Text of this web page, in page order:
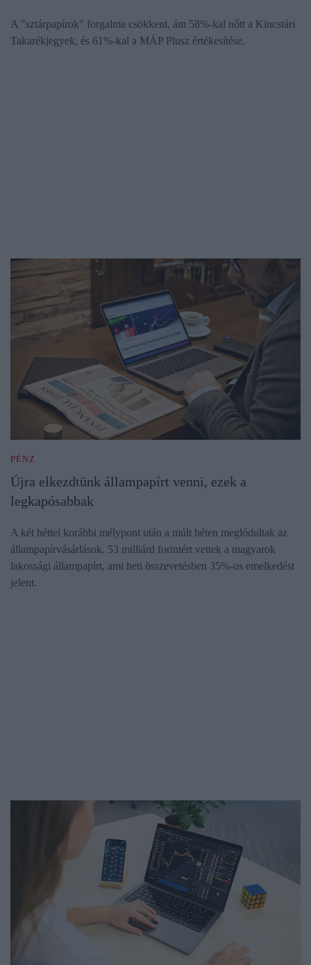
A "sztárpapírok" forgalma csökkent, ám 58%-kal nőtt a Kincstári
Takarékjegyek, és 61%-kal a MÁP Plusz értékesítése.
PÉNZ
Újra elkezdtünk állampapírt venni, ezek a
legkapósabbak
A két héttel korábbi mélypont után a múlt héten meglódultak az
állampapírvásárlások. 53 milliárd forintért vettek a magyarok
lakossági állampapírt, ami heti összevetésben 35%-os emelkedést
jelent.